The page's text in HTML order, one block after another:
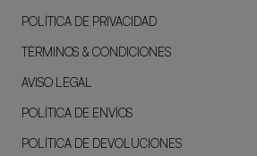
POLÍTICA DE PRIVACIDAD
TÉRMINOS & CONDICIONES
AVISO LEGAL
POLÍTICA DE ENVÍOS
POLÍTICA DE DEVOLUCIONES